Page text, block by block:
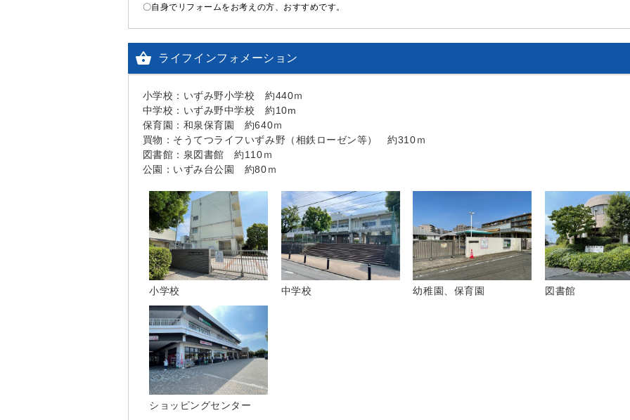
〇自身でリフォームをお考えの方、おすすめです。
 ライフインフォメーション
小学校：いずみ野小学校 約440ｍ
中学校：いずみ野中学校 約10m
保育園：和泉保育園 約640ｍ
買物：そうてつライフいずみ野（相鉄ローゼン等） 約310ｍ
図書館：泉図書館 約110ｍ
公園：いずみ台公園 約80ｍ
小学校 中学校 幼稚園、保育園 図書館
ショッピングセンター